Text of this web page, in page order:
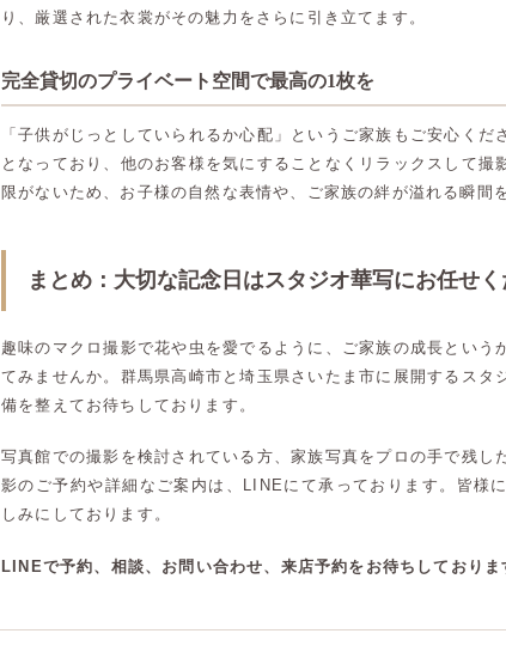
り、厳選された衣裳がその魅力をさらに引き立てます。
完全貸切のプライベート空間で最高の1枚を
「子供がじっとしていられるか心配」というご家族もご安心く
となっており、他のお客様を気にすることなくリラックスして撮
限がないため、お子様の自然な表情や、ご家族の絆が溢れる瞬間
まとめ：大切な記念日はスタジオ華写にお任せ
趣味のマクロ撮影で花や虫を愛でるように、ご家族の成長という
てみませんか。群馬県高崎市と埼玉県さいたま市に展開するスタ
備を整えてお待ちしております。
写真館での撮影を検討されている方、家族写真をプロの手で残し
影のご予約や詳細なご案内は、LINEにて承っております。皆様
しみにしております。
LINEで予約、相談、お問い合わせ、来店予約をお待ちしておりま